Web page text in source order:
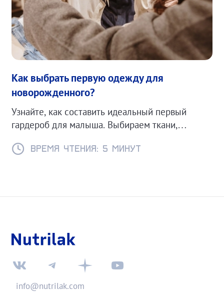
Как выбрать первую одежду для
новорожденного?
Узнайте, как составить идеальный первый
гардероб для малыша. Выбираем ткани,
Время чтения: 5 минут
info@nutrilak.com